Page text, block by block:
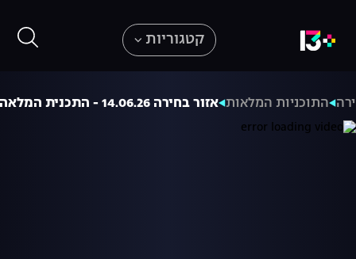
קטגוריות
התוכניות המלאות אזור בחירה 14.06.26 - התכנית המלאה